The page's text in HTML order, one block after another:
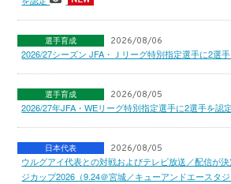
選手育成 2026/08/06
2026/27シーズン JFA・Ｊリーグ特別指定選手に2選
選手育成 2026/08/05
2026/27年JFA・WEリーグ特別指定選手に2選手を認
日本代表 2026/08/05
ウルグアイ代表との対戦およびテレビ放送／配信が
ジカップ2026（9.24＠宮城／キューアンドエースタ